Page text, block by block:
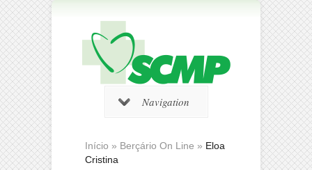
Navigation
Início » Berçário On Line » Eloa
Cristina